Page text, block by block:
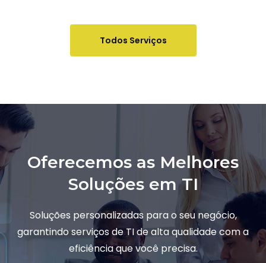
Todos Serviços
Oferecemos as Melhores
Soluções em TI
Soluções personalizadas para o seu negócio,
garantindo serviços de TI de alta qualidade com a
eficiência que você precisa.